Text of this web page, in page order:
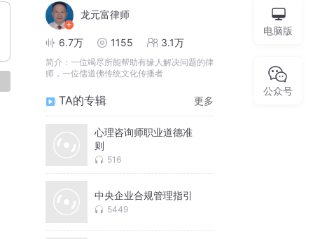
龙元富律师
6.7万 1155 3.1万
简介： 一位竭尽所能帮助有缘人解决问题的律
师，一位儒道佛传统文化传播者
TA的专辑 更多
心理咨询师职业道德准
则
516
中央企业合规管理指引
5449
电脑版
公众号